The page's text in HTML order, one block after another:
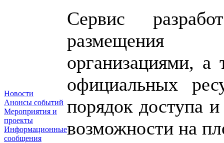
Новости
Анонсы событий
Мероприятия и
проекты
Информационные
сообщения
Сервис
размещения
организациями, а
официальных
порядок доступа
возможности на